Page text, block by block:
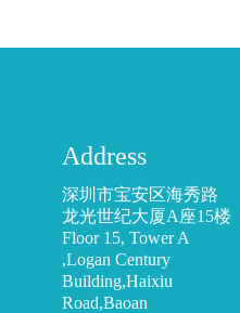
Address
深圳市宝安区海秀路
龙光世纪大厦A座15楼
Floor 15, Tower A
,Logan Century
Building,Haixiu
Road,Baoan